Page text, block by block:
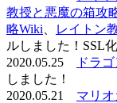
教授と悪魔の箱攻
略Wiki
レイトン
ルしました！SSL
2020.05.25
ドラ
しました！
2020.05.21 マリ